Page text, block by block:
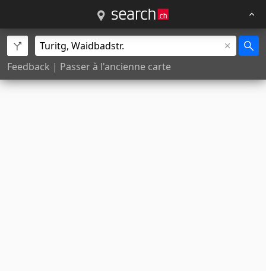
Feedback | Passer à l'ancienne carte